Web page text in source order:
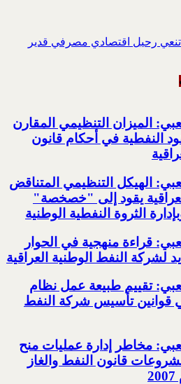
تنعي رحيل اقتصادي مصرفي قدير
الميزان التنظيمي المقارن
النفطية في أحكام قانون
الهيكل التنظيمي المتناقض
يقود إلى "خصخصة"
الثروة النفطية الوطنية
قراءة منهجية في الحوار
لشركة النفط الوطنية العراقية
تقييم طبيعة عمل نظام
في قوانين تأسيس شركة النفط
مخاطر إدارة عمليات منح
قانون النفط والغاز